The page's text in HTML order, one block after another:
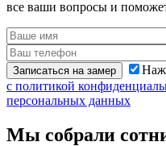
все ваши вопросы и
Записаться на замер
с политикой
персональных данных
Мы собрали